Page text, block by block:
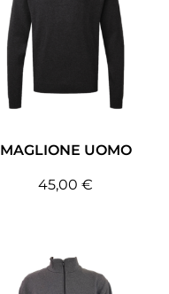
MAGLIONE UOMO
45,00 €